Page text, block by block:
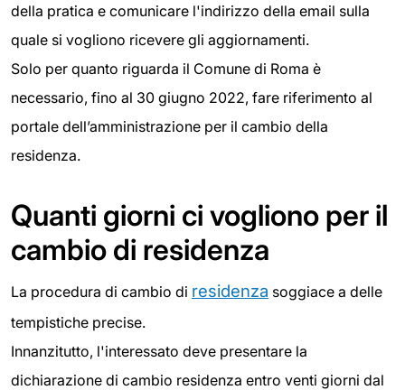
della pratica e comunicare l'indirizzo della email sulla
quale si vogliono ricevere gli aggiornamenti.
Solo per quanto riguarda il Comune di Roma è
necessario, fino al 30 giugno 2022, fare riferimento al
portale dell’amministrazione per il cambio della
residenza.
Quanti giorni ci vogliono per il
cambio di residenza
La procedura di cambio di residenza soggiace a delle
tempistiche precise.
Innanzitutto, l'interessato deve presentare la
dichiarazione di cambio residenza entro venti giorni dal